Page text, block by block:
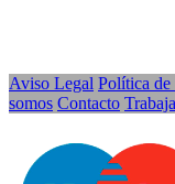
Aviso Legal Política de
somos Contacto